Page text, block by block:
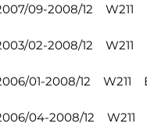
09-2008/12 W211
02-2008/12 W211
01-2008/12 W211
04-2008/12 W211